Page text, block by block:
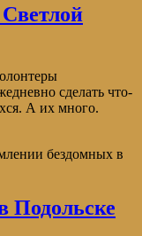
сделать что-
А их много.
бездомных в
Подольске